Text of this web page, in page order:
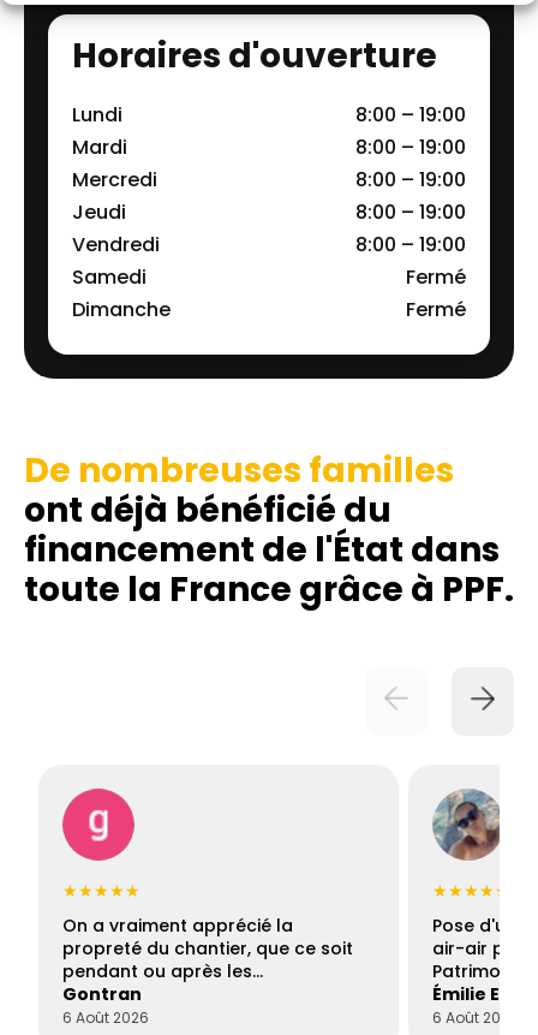
Horaires d'ouverture
Lundi
8:00 – 19:00
Mardi
8:00 – 19:00
Mercredi
8:00 – 19:00
Jeudi
8:00 – 19:00
Vendredi
8:00 – 19:00
Samedi
Fermé
Dimanche
Fermé
De nombreuses familles
ont déjà bénéficié du
financement de l'État dans
toute la France grâce à PPF.
★★★★★
On a vraiment apprécié la
propreté du chantier, que ce soit
pendant ou après les…
Gontran
6 Août 2026
★★★★★
Pose d'une
air-air par
Patrimoine
Émilie
6 Août 2026